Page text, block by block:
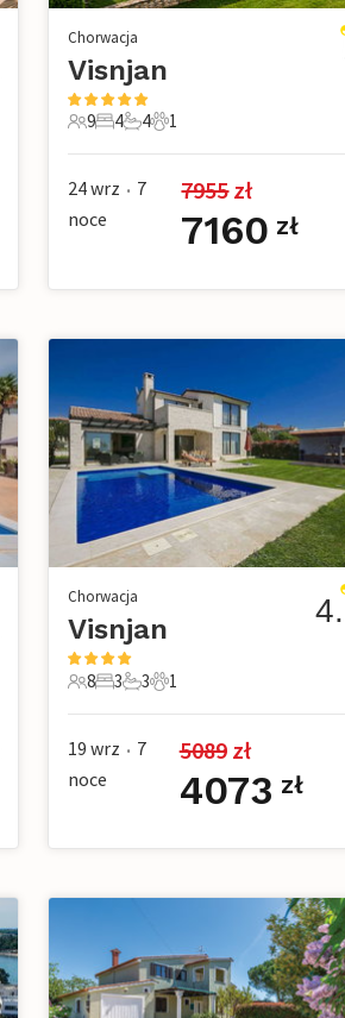
Chorwacja
Visnjan
9 Goście
9
4 Sypialnie
4
4 Łazienki
4
1 Zwierzę domowe
1
24 wrz • 7
noce
7955 zł
7160 zł
Chorwacja
Visnjan
8 Goście
8
3 Sypialnie
3
3 Łazienki
3
1 Zwierzę domowe
1
19 wrz • 7
noce
5089 zł
4073 zł